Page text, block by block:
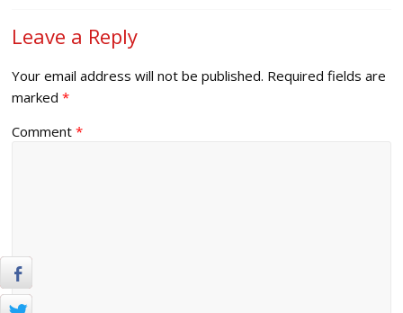
Leave a Reply
Your email address will not be published. Required fields are
marked*
Comment*